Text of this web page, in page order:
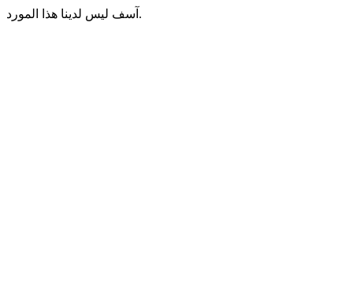
آسف ليس لدينا هذا المورد.